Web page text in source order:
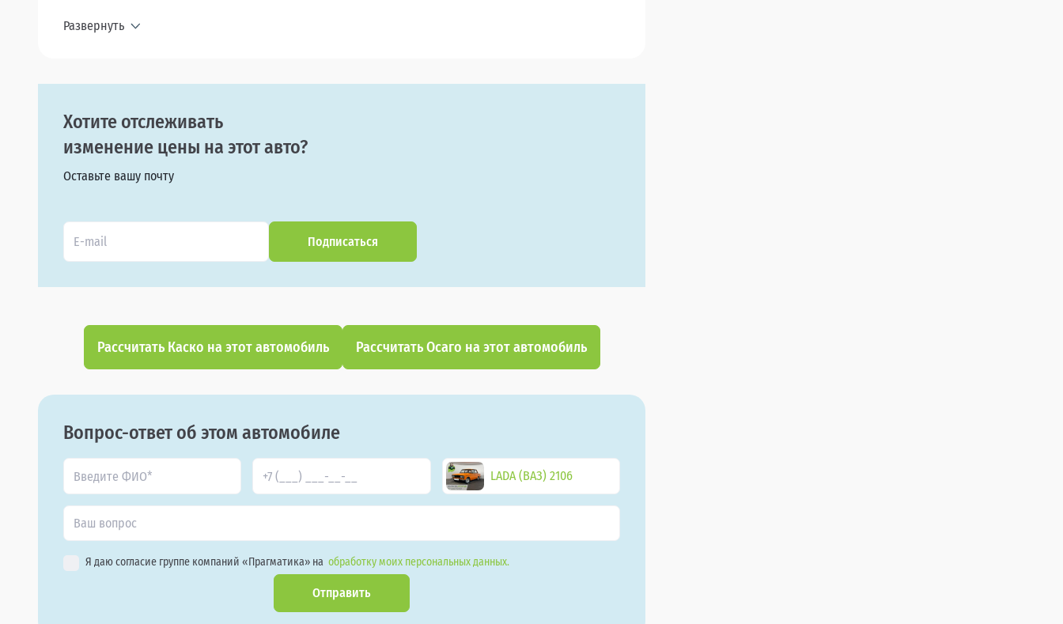
Развернуть
Хотите отслеживать
изменение цены на этот авто?
Оставьте вашу почту
Подписаться
Рассчитать Каско на этот автомобиль Рассчитать Осаго на этот автомобиль
Вопрос-ответ об этом автомобиле
LADA (ВАЗ) 2106
Я даю согласие группе компаний «Прагматика» на обработку моих персональных данных.
Отправить